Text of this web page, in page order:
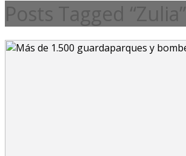
Posts Tagged “Zulia”